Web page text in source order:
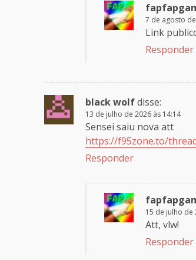
7 de agosto
Link
Responder
black wolfdisse:
13 de julho de 2026 às 14:14
Sensei saiu nova att
https://f95zone.to/
Responder
15 de julho de
Att, vlw!
Responder